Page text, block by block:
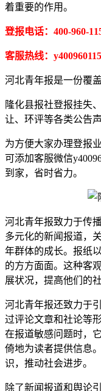
着重要的作用。
登报电话：400-960-
客服热线：
河北青年报是一份覆
隆化县报社登报挂失
让、环评等各类公告
为方便大家办理登报
可添加客服微信
到家，省时省力。
河北青年报致力于传
多元化的新闻报道，
年群体的成长。报纸
的方方面面。这种客
展状况，提高他们的
河北青年报还致力于
过评论文章和社论等
在报道敏感问题时，
倚地为读者提供信息
识，推动社会进步。
除了新闻报道和舆论